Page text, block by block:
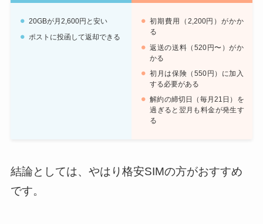
20GBが月2,600円と安い
ポストに投函して返却できる
初期費用（2,200円）がかか
る
返送の送料（520円〜）がか
かる
初月は保険（550円）に加入
する必要がある
解約の締切日（毎月21日）を
過ぎると翌月も料金が発生す
る
結論としては、やはり格安SIMの方がおすすめ
です。